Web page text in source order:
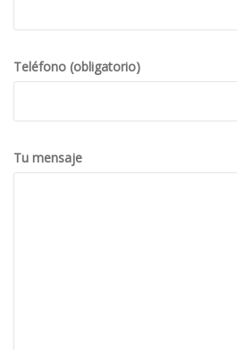
Teléfono (obligatorio)
Tu mensaje